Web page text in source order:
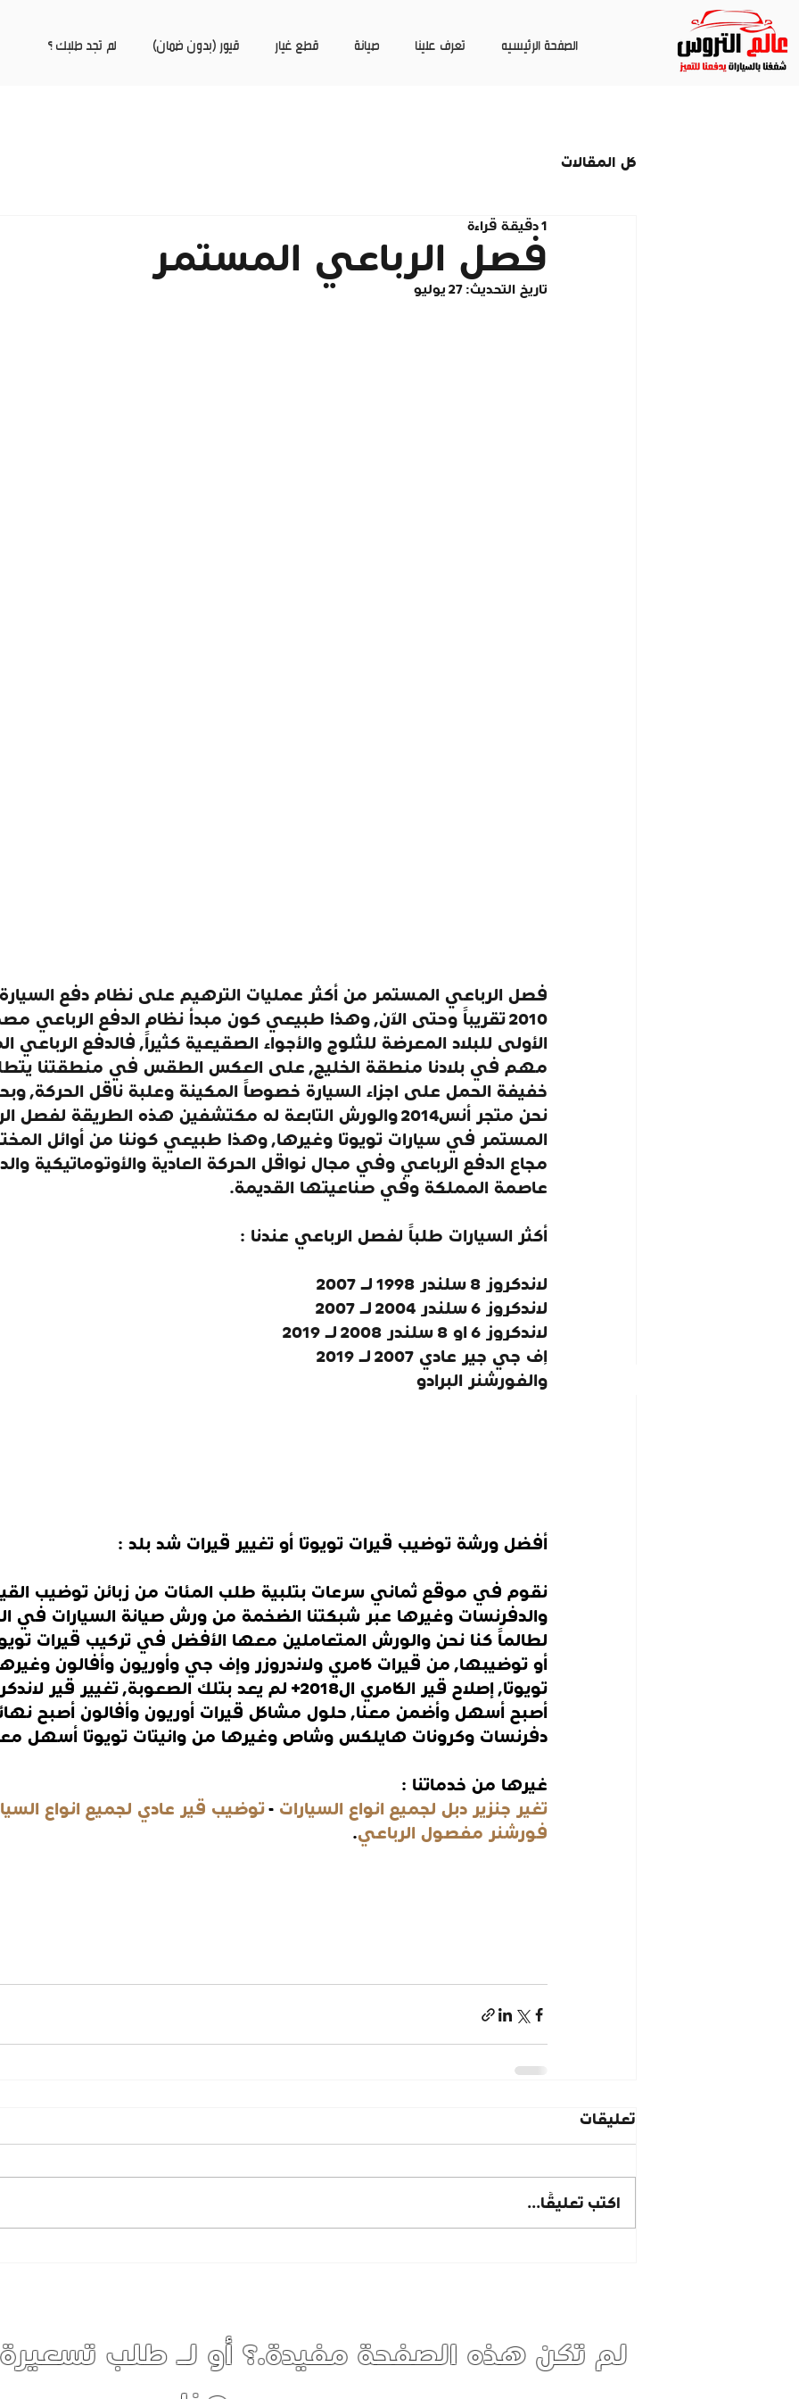
لم تجد طلبك ؟ قيور (بدون ضمان) قطع غيار صيانة تعرف علينا الصفحة الرئيسيه
كل المقالات
فصل الرباعي المستمر1 دقيقة قراءة
تاريخ التحديث:27 يوليو
فصل الرباعي المستمر من أكثر عمليات الترهيم على نظام دفع
2010 تقريباً وحتى الآن, وهذا طبيعي كون مبدأ نظام الدفع الرباعي
الأولى للبلاد المعرضة للثلوج والأجواء الصقيعية كثيراً, فالدفع
مهم في بلادنا منطقة الخليج, على العكس الطقس في منطقتنا
خفيفة الحمل على اجزاء السيارة خصوصاً المكينة وعلبة ناقل الحركة,
نحن متجر أنس2014 والورش التابعة له مكتشفين هذه الطريقة
المستمر في سيارات تويوتا وغيرها, وهذا طبيعي كوننا من أوائل
مجاع الدفع الرباعي وفي مجال نواقل الحركة العادية والأوتوماتيكية
عاصمة المملكة وفي صناعيتها القديمة.
أكثر السيارات طلباً لفصل الرباعي عندنا :
لاندكروز 8 سلندر 1998 لـ 2007
لاندكروز 6 سلندر 2004 لـ 2007
لاندكروز 6 او 8 سلندر 2008 لـ 2019
إف جي جير عادي 2007 لـ 2019
والفورشنر البرادو
أفضل ورشة توضيب قيرات تويوتا أو تغيير قيرات شد بلد :
نقوم في موقع ثماني سرعات بتلبية طلب المئات من زبائن توضيب
والدفرنسات وغيرها عبر شبكتنا الضخمة من ورش صيانة السيارات في
لطالماً كنا نحن والورش المتعاملين معها الأفضل في تركيب قيرات
أو توضيبها, من قيرات كامري ولاندروزر وإف جي وأوريون وأفالون
أصبح أسهل وأضمن معنا, حلول مشاكل قيرات أوريون وأفالون أصبح
دفرنسات وكرونات هايلكس وشاص وغيرها من وانيتات تويوتا أسهل
غيرها من خدماتنا :
تغير جنزير دبل لجميع انواع السيارات - توضيب قير عادي لجميع انواع
فورشنر مفصول الرباعي.
تعليقات
اكتب تعليقًا...
لم تكن هذه الصفحة مفيدة.؟ أو لـ طلب